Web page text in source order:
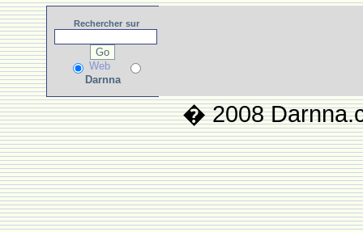
Rechercher sur
Web
Darnna
� 2008